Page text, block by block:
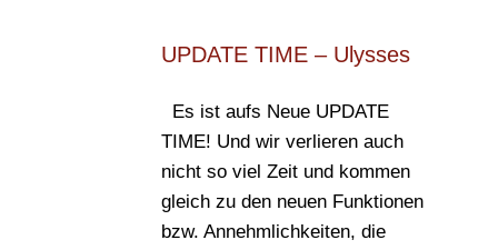
UPDATE TIME – Ulysses
Es ist aufs Neue UPDATE
TIME! Und wir verlieren auch
nicht so viel Zeit und kommen
gleich zu den neuen Funktionen
bzw. Annehmlichkeiten, die